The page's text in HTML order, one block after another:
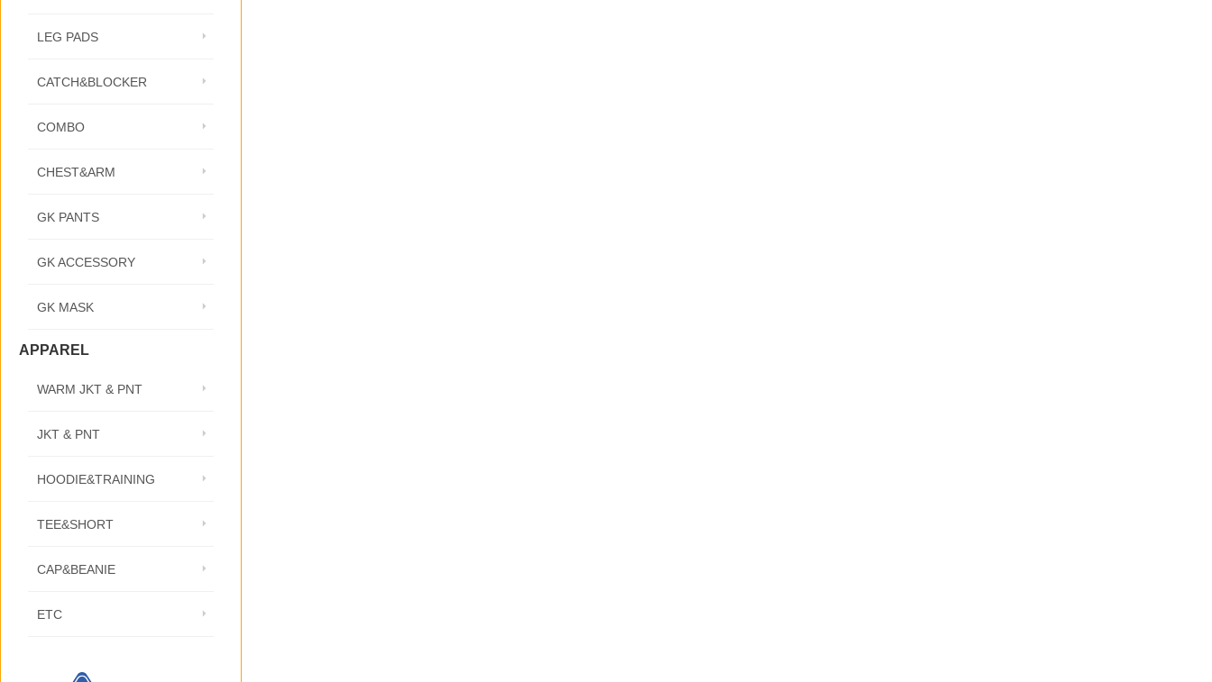
LEG PADS
CATCH&BLOCKER
COMBO
CHEST&ARM
GK PANTS
GK ACCESSORY
GK MASK
APPAREL
WARM JKT & PNT
JKT & PNT
HOODIE&TRAINING
TEE&SHORT
CAP&BEANIE
ETC